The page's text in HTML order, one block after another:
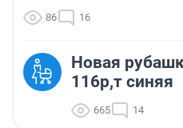
86 16
Новая
116р,т синяя
665 14